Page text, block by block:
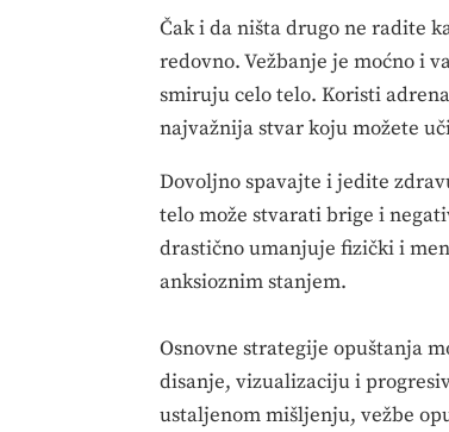
Čak i da ništa drugo ne radite
redovno. Vežbanje je moćno i
smiruju celo telo. Koristi
najvažnija stvar koju možete
Dovoljno spavajte i jedite
telo može stvarati brige i
drastično umanjuje fizički i
anksioznim stanjem.
Osnovne strategije opuštanja
disanje, vizualizaciju i
ustaljenom mišljenju, vežbe